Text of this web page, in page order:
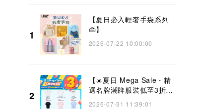
1
【夏日必入輕奢手袋系列
👜】
2026-07-22 10:00:00
2
【☀️夏日 Mega Sale・精
選名牌潮牌服裝低至3折
👜】
2026-07-31 11:39:01